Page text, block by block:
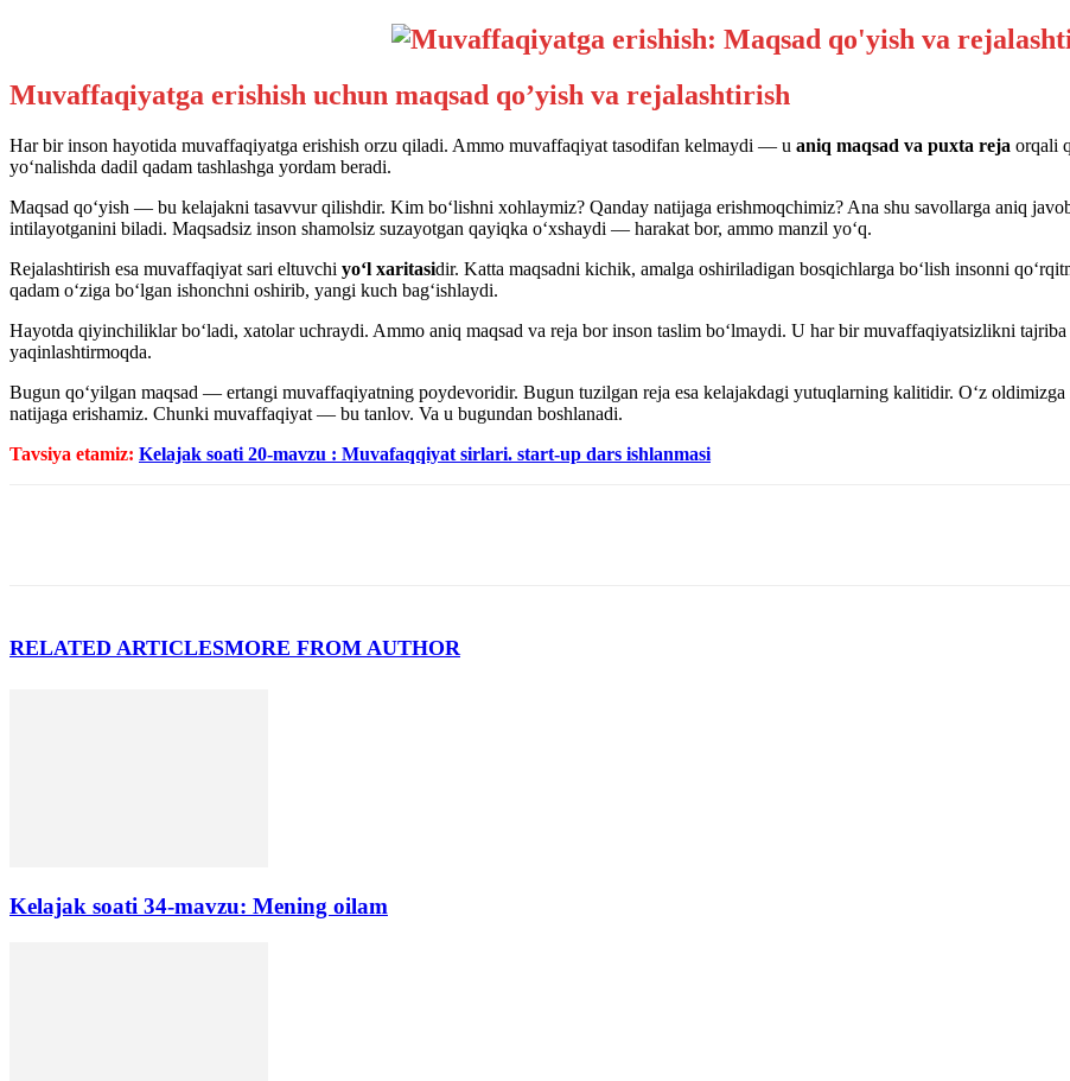
Muvaffaqiyatga erishish uchun maqsad qo’yish va rejalashtirish
Har bir inson hayotida muvaffaqiyatga erishish orzu qiladi. Ammo muvaffaqiyat tasodifan kelmaydi — u aniq maqsad va puxta reja orqali
yo‘nalishda dadil qadam tashlashga yordam beradi.
Maqsad qo‘yish — bu kelajakni tasavvur qilishdir. Kim bo‘lishni xohlaymiz? Qanday natijaga erishmoqchimiz? Ana shu savollarga aniq
intilayotganini biladi. Maqsadsiz inson shamolsiz suzayotgan qayiqka o‘xshaydi — harakat bor, ammo manzil yo‘q.
Rejalashtirish esa muvaffaqiyat sari eltuvchi yo‘l xaritasidir. Katta maqsadni kichik, amalga oshiriladigan bosqichlarga bo‘lish insonni
qadam o‘ziga bo‘lgan ishonchni oshirib, yangi kuch bag‘ishlaydi.
Hayotda qiyinchiliklar bo‘ladi, xatolar uchraydi. Ammo aniq maqsad va reja bor inson taslim bo‘lmaydi. U har bir muvaffaqiyatsizlikni
yaqinlashtirmoqda.
Bugun qo‘yilgan maqsad — ertangi muvaffaqiyatning poydevoridir. Bugun tuzilgan reja esa kelajakdagi yutuqlarning kalitidir. O‘z oldimizga
natijaga erishamiz. Chunki muvaffaqiyat — bu tanlov. Va u bugundan boshlanadi.
Tavsiya etamiz: Kelajak soati 20-mavzu : Muvafaqqiyat sirlari. start-up dars ishlanmasi
RELATED ARTICLESMORE FROM AUTHOR
Kelajak soati 34-mavzu: Mening oilam